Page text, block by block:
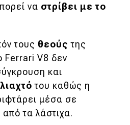
να στρίβει με το
τους θεούςτης
Ferrari V8 δεν
και
του καθώς η
μέσα σε
από τα λάστιχα.